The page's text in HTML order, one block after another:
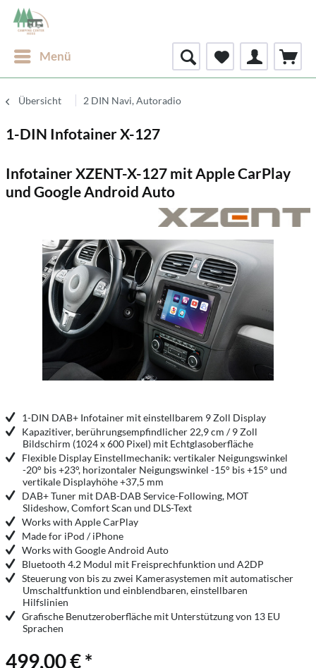
Menü
Übersicht 2 DIN Navi, Autoradio
1-DIN Infotainer X-127
Infotainer XZENT-X-127 mit Apple CarPlay
und Google Android Auto
1-DIN DAB+ Infotainer mit einstellbarem 9 Zoll Display
Kapazitiver, berührungsempfindlicher 22,9 cm / 9 Zoll
Bildschirm (1024 x 600 Pixel) mit Echtglasoberfläche
Flexible Display Einstellmechanik: vertikaler Neigungswinkel
-20° bis +23°, horizontaler Neigungswinkel -15° bis +15° und
vertikale Displayhöhe +37,5 mm
DAB+ Tuner mit DAB-DAB Service-Following, MOT
Slideshow, Comfort Scan und DLS-Text
Works with Apple CarPlay
Made for iPod / iPhone
Works with Google Android Auto
Bluetooth 4.2 Modul mit Freisprechfunktion und A2DP
Steuerung von bis zu zwei Kamerasystemen mit automatischer
Umschaltfunktion und einblendbaren, einstellbaren
Hilfslinien
Grafische Benutzeroberfläche mit Unterstützung von 13 EU
Sprachen
499,00 € *